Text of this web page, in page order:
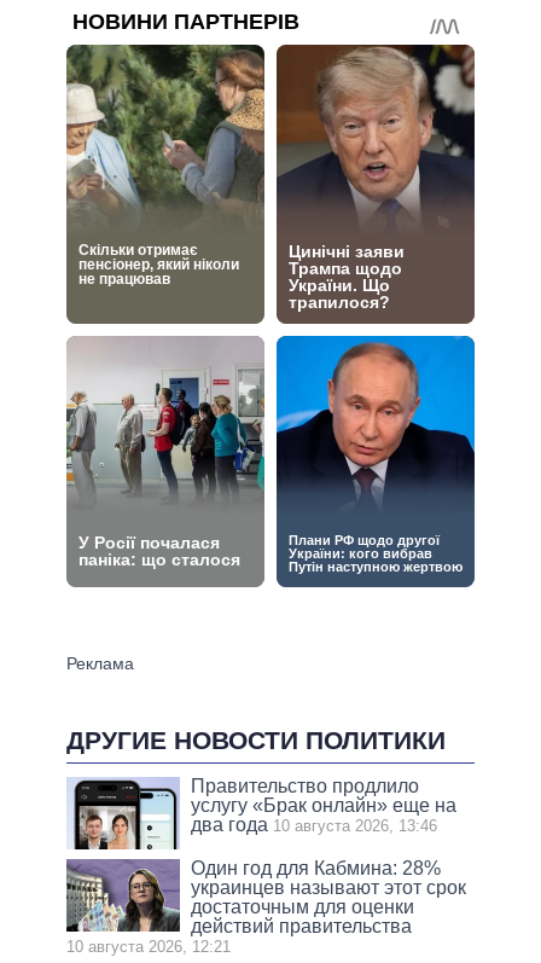
ДРУГИЕ НОВОСТИ ПОЛИТИКИ
Правительство продлило
услугу «Брак онлайн» еще на
два года 10 августа 2026, 13:46
Один год для Кабмина: 28%
украинцев называют этот срок
достаточным для оценки
действий правительства
10 августа 2026, 12:21